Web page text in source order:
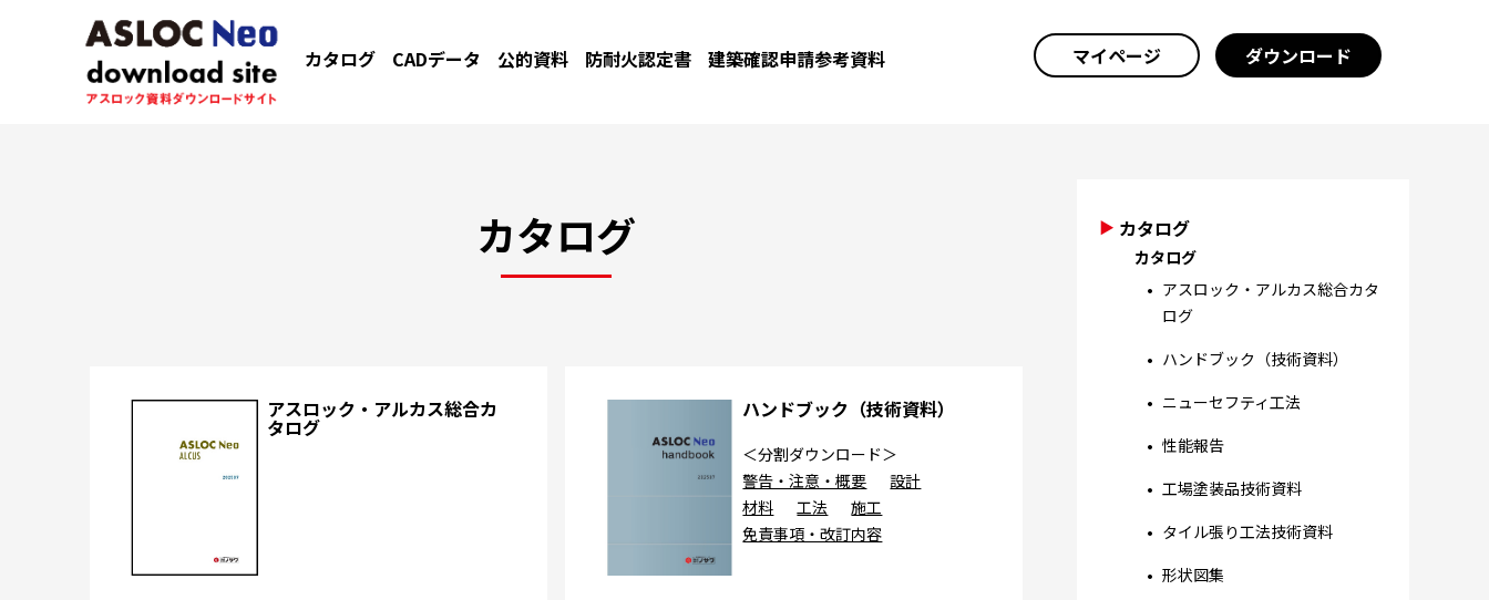
カタログ CADデータ 公的資料 防耐火認定書 建築確認申請参考資料 マイページ ダウンロード
カタログ
アスロック・アルカス総合カ
タログ
ハンドブック（技術資料）
＜分割ダウンロード＞
警告・注意・概要
設計
材料
工法
施工
免責事項・改訂内容
カタログ
カタログ
アスロック・アルカス総合カタ
ログ
ハンドブック（技術資料）
ニューセフティ工法
性能報告
工場塗装品技術資料
タイル張り工法技術資料
形状図集